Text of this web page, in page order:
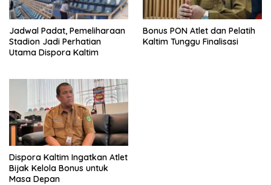
Jadwal Padat, Pemeliharaan
Stadion Jadi Perhatian
Utama Dispora Kaltim
Bonus PON Atlet dan Pelatih
Kaltim Tunggu Finalisasi
Dispora Kaltim Ingatkan Atlet
Bijak Kelola Bonus untuk
Masa Depan